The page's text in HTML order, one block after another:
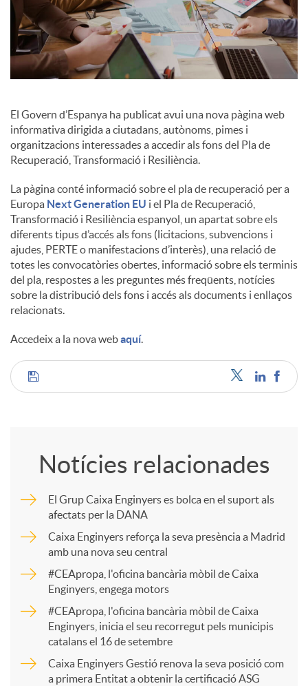
El Govern d’Espanya ha publicat avui una nova pàgina web
informativa dirigida a ciutadans, autònoms, pimes i
organitzacions interessades a accedir als fons del Pla de
Recuperació, Transformació i Resiliència.
La pàgina conté informació sobre el pla de recuperació per a
Europa Next Generation EU i el Pla de Recuperació,
Transformació i Resiliència espanyol, un apartat sobre els
diferents tipus d’accés als fons (licitacions, subvencions i
ajudes, PERTE o manifestacions d’interès), una relació de
totes les convocatòries obertes, informació sobre els terminis
del pla, respostes a les preguntes més freqüents, notícies
sobre la distribució dels fons i accés als documents i enllaços
relacionats.
Accedeix a la nova webaquí.
C
p
a
r
t
Notícies relacionades
El Grup Caixa Enginyers es bolca en el suport als
afectats per la DANA
Caixa Enginyers reforça la seva presència a Madrid
amb una nova seu central
#CEApropa, l'oficina bancària mòbil de Caixa
Enginyers, engega motors
#CEApropa, l'oficina bancària mòbil de Caixa
Enginyers, inicia el seu recorregut pels municipis
catalans el 16 de setembre
Caixa Enginyers Gestió renova la seva posició com
a primera Entitat a obtenir la certificació ASG